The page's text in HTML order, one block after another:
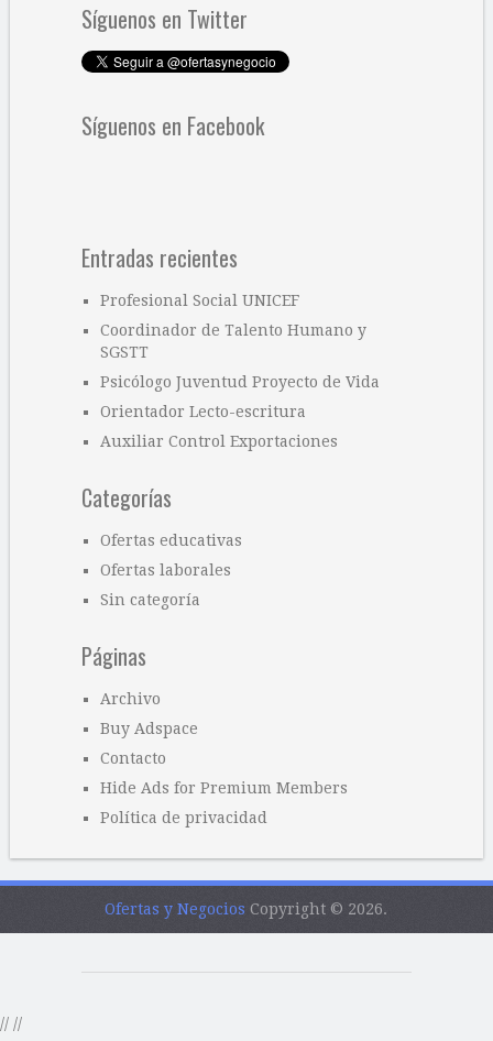
Síguenos en Twitter
Síguenos en Facebook
Entradas recientes
Profesional Social UNICEF
Coordinador de Talento Humano y
SGSTT
Psicólogo Juventud Proyecto de Vida
Orientador Lecto-escritura
Auxiliar Control Exportaciones
Categorías
Ofertas educativas
Ofertas laborales
Sin categoría
Páginas
Archivo
Buy Adspace
Contacto
Hide Ads for Premium Members
Política de privacidad
Ofertas y Negocios Copyright © 2026.
// //